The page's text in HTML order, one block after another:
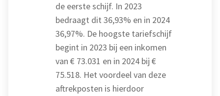
de eerste schijf. In 2023
bedraagt dit 36,93% en in 2024
36,97%. De hoogste tariefschijf
begint in 2023 bij een inkomen
van € 73.031 en in 2024 bij €
75.518. Het voordeel van deze
aftrekposten is hierdoor